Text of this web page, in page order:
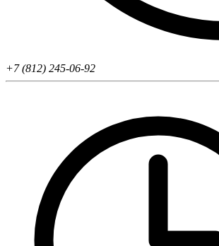
+7 (812) 245-06-92